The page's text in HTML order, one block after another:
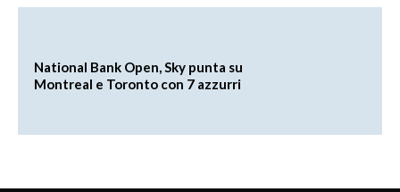
National Bank Open, Sky punta su
Montreal e Toronto con 7 azzurri